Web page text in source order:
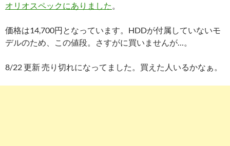
オリオスペックにありました 。
価格は14,700円となっています。HDDが付属していないモ
デルのため、この値段。さすがに買いませんが…。
8/22 更新 売り切れになってました。買えた人いるかなぁ。